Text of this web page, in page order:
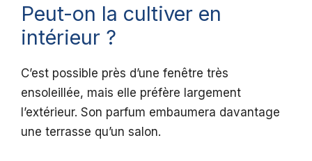
Peut-on la cultiver en
intérieur ?
C’est possible près d’une fenêtre très
ensoleillée, mais elle préfère largement
l’extérieur. Son parfum embaumera davantage
une terrasse qu’un salon.